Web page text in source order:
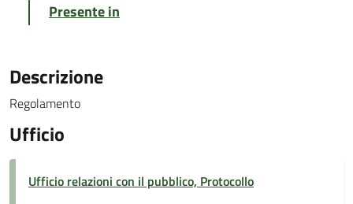
Presente in
Descrizione
Regolamento
Ufficio
Ufficio relazioni con il pubblico, Protocollo